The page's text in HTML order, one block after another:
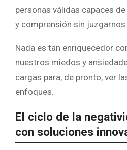
personas válidas capaces
y comprensión sin juzgarnos.
Nada es tan enriquecedor
nuestros miedos y
cargas para, de pronto, ver
enfoques.
El ciclo de la
con soluciones